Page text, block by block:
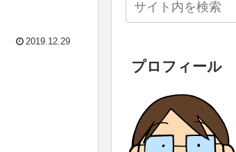
2019.12.29
プロフィール